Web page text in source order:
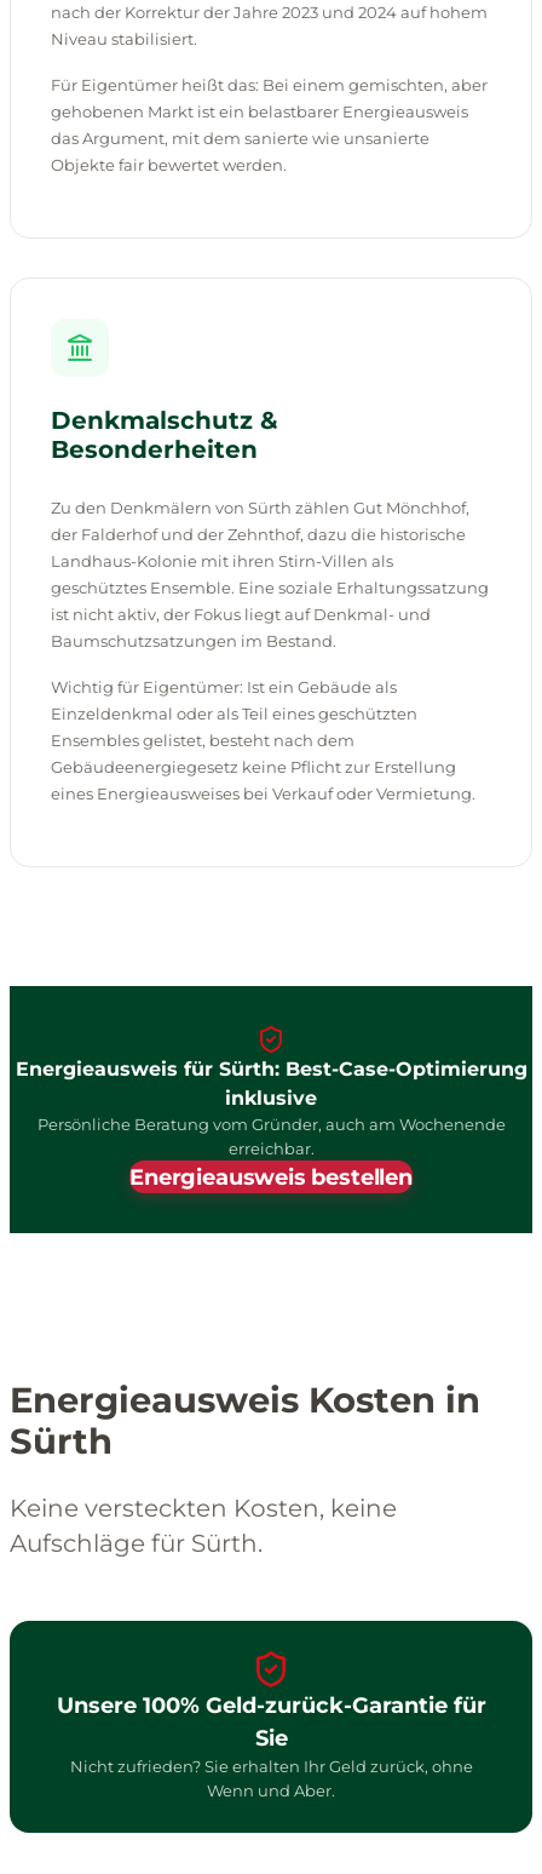
nach der Korrektur der Jahre 2023 und 2024 auf hohem
Niveau stabilisiert.
Für Eigentümer heißt das: Bei einem gemischten, aber
gehobenen Markt ist ein belastbarer Energieausweis
das Argument, mit dem sanierte wie unsanierte
Objekte fair bewertet werden.
Denkmalschutz &
Besonderheiten
Zu den Denkmälern von Sürth zählen Gut Mönchhof,
der Falderhof und der Zehnthof, dazu die historische
Landhaus-Kolonie mit ihren Stirn-Villen als
geschütztes Ensemble. Eine soziale Erhaltungssatzung
ist nicht aktiv, der Fokus liegt auf Denkmal- und
Baumschutzsatzungen im Bestand.
Wichtig für Eigentümer: Ist ein Gebäude als
Einzeldenkmal oder als Teil eines geschützten
Ensembles gelistet, besteht nach dem
Gebäudeenergiegesetz keine Pflicht zur Erstellung
eines Energieausweises bei Verkauf oder Vermietung.
Energieausweis für Sürth: Best-Case-Optimierung
inklusive
Persönliche Beratung vom Gründer, auch am Wochenende
erreichbar.
Energieausweis bestellen
Energieausweis Kosten in
Sürth
Keine versteckten Kosten, keine
Aufschläge für Sürth.
Unsere 100% Geld-zurück-Garantie für
Sie
Nicht zufrieden? Sie erhalten Ihr Geld zurück, ohne
Wenn und Aber.